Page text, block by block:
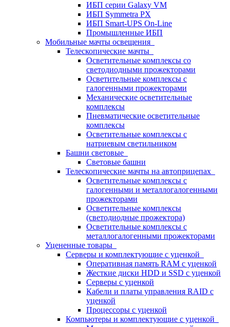
ИБП серии Galaxy VM
ИБП Symmetra PX
ИБП Smart-UPS On-Line
Промышленные ИБП
Мобильные мачты освещения
Телескопические мачты
Осветительные комплексы со
светодиодными прожекторами
Осветительные комплексы с
галогенными прожекторами
Механические осветительные
комплексы
Пневматические осветительные
комплексы
Осветительные комплексы с
натриевым светильником
Башни световые
Световые башни
Телескопические мачты на автоприцепах
Осветительные комплексы с
галогенными и металлогалогенными
прожекторами
Осветительные комплексы
(светодиодные прожектора)
Осветительные комплексы с
металлогалогенными прожекторами
Уцененные товары
Серверы и комплектующие с уценкой
Оперативная память RAM с уценкой
Жесткие диски HDD и SSD с уценкой
Серверы с уценкой
Кабели и платы управления RAID с
уценкой
Процессоры с уценкой
Компьютеры и комплектующие с уценкой